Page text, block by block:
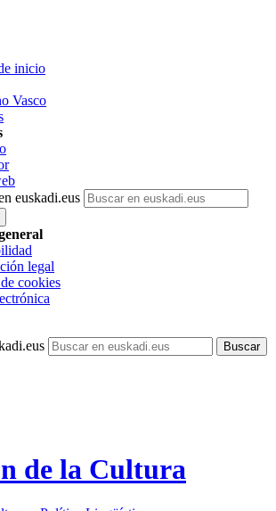
inicio
Vasco
euskadi.eus
legal
cookies
de la Cultura